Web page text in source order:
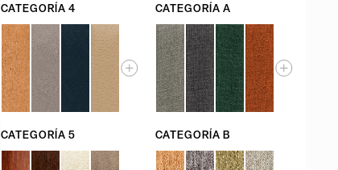
CATEGORÍA 4
CATEGORÍA 5
CATEGORÍA A
CATEGORÍA B